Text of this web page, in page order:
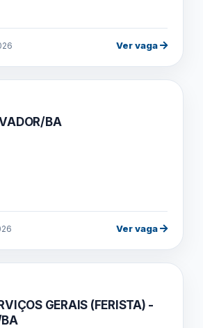
Ver vaga
BA
Ver vaga
GERAIS (FERISTA) -